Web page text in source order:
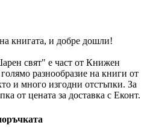
книгата, и добре дошли!
свят" е част от Книжен
разнообразие на книги от
и много изгодни отстъпки. За
от цената за доставка с Еконт.